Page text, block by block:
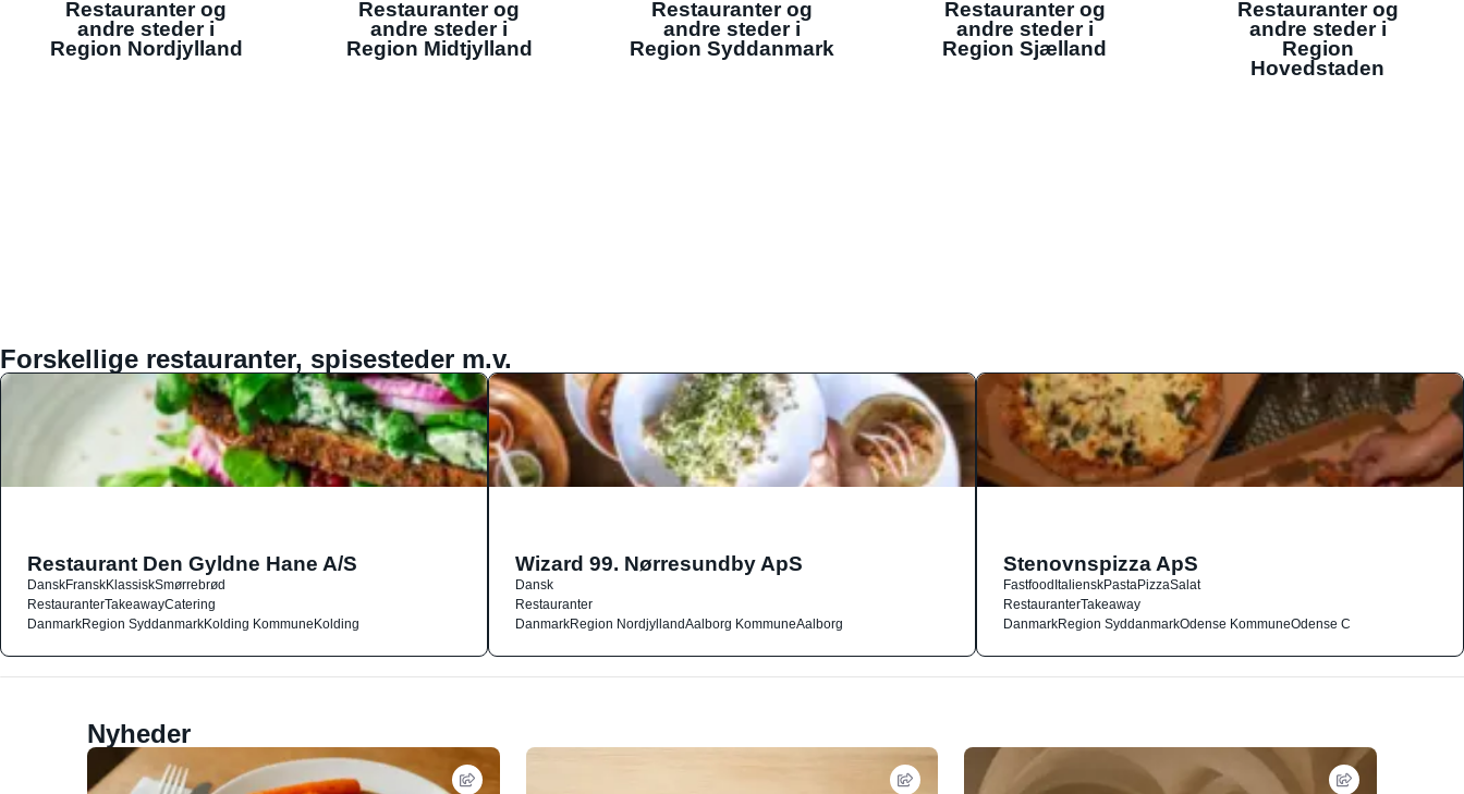
Restauranter og
andre steder i
Region Nordjylland
Restauranter og
andre steder i
Region Midtjylland
Restauranter og
andre steder i
Region Syddanmark
Restauranter og
andre steder i
Region Sjælland
Restauranter og
andre steder i
Region
Hovedstaden
Forskellige restauranter, spisesteder m.v.
Restaurant Den Gyldne Hane A/S
DanskFranskKlassiskSmørrebrød
RestauranterTakeawayCatering
DanmarkRegion SyddanmarkKolding KommuneKolding
Wizard 99. Nørresundby ApS
Dansk
Restauranter
DanmarkRegion NordjyllandAalborg KommuneAalborg
Stenovnspizza ApS
FastfoodItalienskPastaPizzaSalat
RestauranterTakeaway
DanmarkRegion SyddanmarkOdense KommuneOdense C
Nyheder